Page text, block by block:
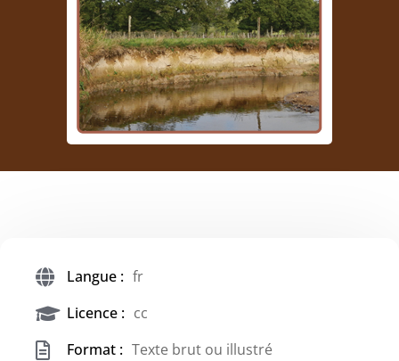
Langue : fr
Licence : cc
Format : Texte brut ou illustré